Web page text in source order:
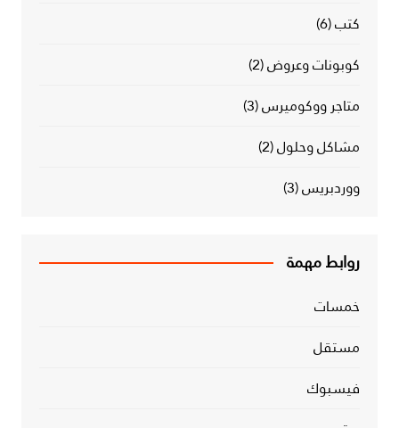
كتب(6)
كوبونات وعروض(2)
متاجر ووكوميرس(3)
مشاكل وحلول(2)
ووردبريس(3)
روابط مهمة
خمسات
مستقل
فيسبوك